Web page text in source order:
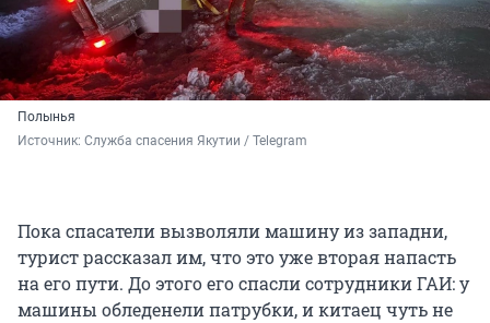
Полынья
Источник: Служба спасения Якутии / Telegram
Пока спасатели вызволяли машину из западни,
турист рассказал им, что это уже вторая напасть
на его пути. До этого его спасли сотрудники ГАИ: у
машины обледенели патрубки, и китаец чуть не